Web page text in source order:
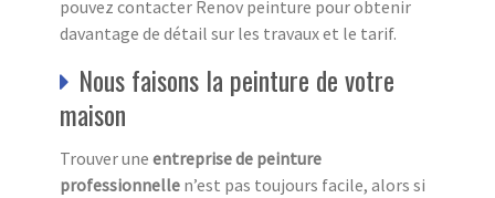
pouvez contacter Renov peinture pour obtenir
davantage de détail sur les travaux et le tarif.
Nous faisons la peinture de votre
maison
Trouver une entreprise de peinture
professionnelle n’est pas toujours facile, alors si